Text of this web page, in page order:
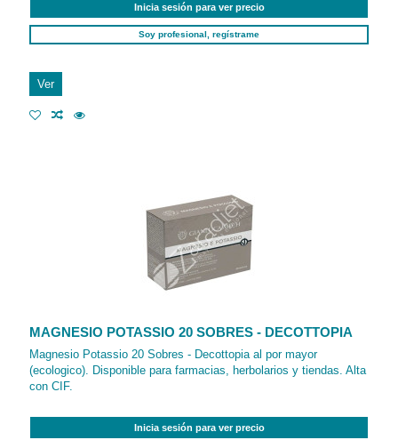
Inicia sesión para ver precio
Soy profesional, regístrame
Ver
MAGNESIO POTASSIO 20 SOBRES - DECOTTOPIA
Magnesio Potassio 20 Sobres - Decottopia al por mayor
(ecologico). Disponible para farmacias, herbolarios y tiendas. Alta
con CIF.
Inicia sesión para ver precio